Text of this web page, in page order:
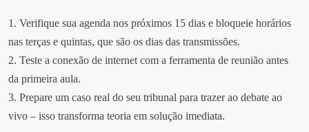
1. Verifique sua agenda nos próximos 15 dias e bloqueie horários
nas terças e quintas, que são os dias das transmissões.
2. Teste a conexão de internet com a ferramenta de reunião antes
da primeira aula.
3. Prepare um caso real do seu tribunal para trazer ao debate ao
vivo – isso transforma teoria em solução imediata.